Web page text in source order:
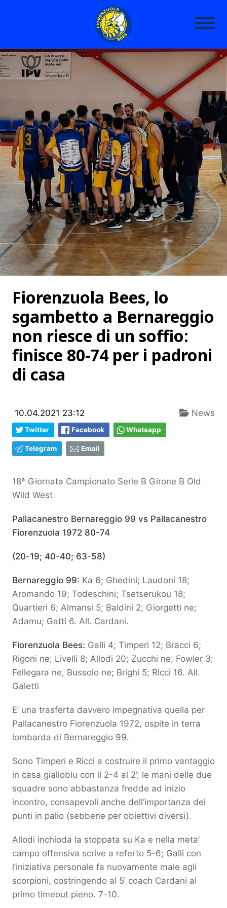
Fiorenzuola Bees, lo
sgambetto a Bernareggio
non riesce di un soffio:
finisce 80-74 per i padroni
di casa
10.04.2021 23:12 News
Twitter Facebook Whatsapp
Telegram Email
18ª Giornata Campionato Serie B Girone B Old
Wild West
Pallacanestro Bernareggio 99 vs Pallacanestro
Fiorenzuola 1972 80-74
(20-19; 40-40; 63-58)
Bernareggio 99: Ka 6; Ghedini; Laudoni 18;
Aromando 19; Todeschini; Tsetserukou 18;
Quartieri 6; Almansi 5; Baldini 2; Giorgetti ne;
Adamu; Gatti 6. All. Cardani.
Fiorenzuola Bees: Galli 4; Timperi 12; Bracci 6;
Rigoni ne; Livelli 8; Allodi 20; Zucchi ne; Fowler 3;
Fellegara ne, Bussolo ne; Brighi 5; Ricci 16. All.
Galetti
E’ una trasferta davvero impegnativa quella per
Pallacanestro Fiorenzuola 1972, ospite in terra
lombarda di Bernareggio 99.
Sono Timperi e Ricci a costruire il primo vantaggio
in casa gialloblu con il 2-4 al 2’; le mani delle due
squadre sono abbastanza fredde ad inizio
incontro, consapevoli anche dell’importanza dei
punti in palio (sebbene per obiettivi diversi).
Allodi inchioda la stoppata su Ka e nella meta’
campo offensiva scrive a referto 5-6; Galli con
l’iniziativa personale fa nuovamente male agli
scorpioni, costringendo al 5’ coach Cardani al
primo timeout pieno. 7-10.